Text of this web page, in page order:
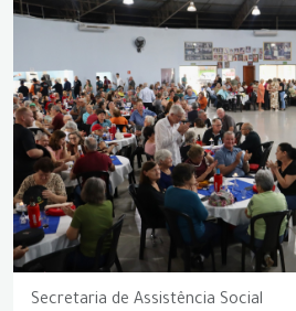
Secretaria de Assistência Social